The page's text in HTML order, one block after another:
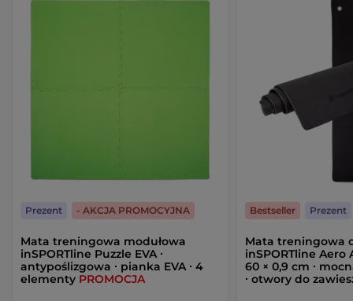
Mata treningowa modułowa
inSPORTline Puzzle EVA ∙
antypoślizgowa ∙ pianka EVA ∙ 4
elementy PROMOCJA
Prezent - AKCJA PROMOCYJNA
Mata treningowa
inSPORTline Aero
60 × 0,9 cm ∙
∙ otwory do
Bestseller Prezent